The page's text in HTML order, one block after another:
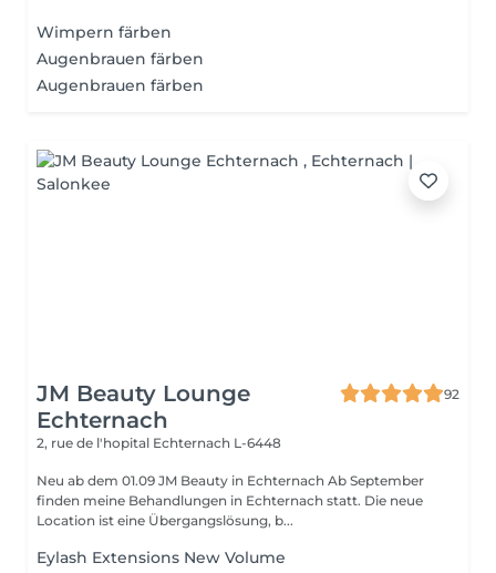
Wimpern färben
Augenbrauen färben
Augenbrauen färben
JM Beauty Lounge
Echternach
92
2, rue de l'hopital Echternach L-6448
Neu ab dem 01.09 JM Beauty in Echternach Ab September
finden meine Behandlungen in Echternach statt. Die neue
Location ist eine Übergangslösung, b...
Eylash Extensions New Volume